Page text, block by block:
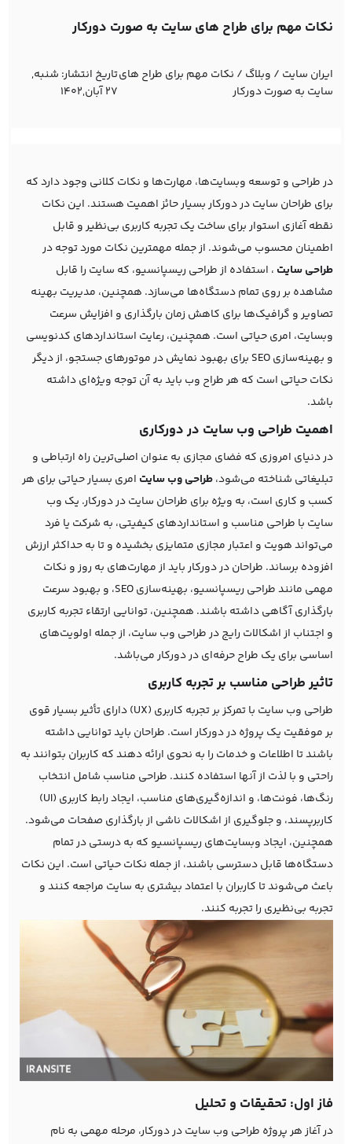
نکات مهم برای طراح های سایت به صورت دورکار
ایران سایت / وبلاگ / نکات مهم برای طراح های
سایت به صورت دورکار
تاریخ انتشار: شنبه,
27 آبان,1402
در طراحی و توسعه وبسایت‌ها، مهارت‌ها و نکات کلانی وجود دارد که
برای طراحان سایت در دورکار بسیار حائز اهمیت هستند. این نکات
نقطه آغازی استوار برای ساخت یک تجربه کاربری بی‌نظیر و قابل
اطمینان محسوب می‌شوند. از جمله مهمترین نکات مورد توجه در
طراحی سایت ، استفاده از طراحی ریسپانسیو، که سایت را قابل
مشاهده بر روی تمام دستگاه‌ها می‌سازد. همچنین، مدیریت بهینه
تصاویر و گرافیک‌ها برای کاهش زمان بارگذاری و افزایش سرعت
وبسایت، امری حیاتی است. همچنین، رعایت استانداردهای کدنویسی
و بهینه‌سازی SEO برای بهبود نمایش در موتورهای جستجو، از دیگر
نکات حیاتی است که هر طراح وب باید به آن توجه ویژه‌ای داشته
باشد.
اهمیت طراحی وب سایت در دورکاری
در دنیای امروزی که فضای مجازی به عنوان اصلی‌ترین راه ارتباطی و
تبلیغاتی شناخته می‌شود،طراحی وب‌ سایت امری بسیار حیاتی برای هر
کسب و کاری است، به ویژه برای طراحان سایت در دورکار. یک وب
سایت با طراحی مناسب و استانداردهای کیفیتی، به شرکت یا فرد
می‌تواند هویت و اعتبار مجازی متمایزی بخشیده و تا به حداکثر ارزش
افزوده برساند. طراحان در دورکار باید از مهارت‌های به روز و نکات
مهمی مانند طراحی ریسپانسیو، بهینه‌سازی SEO، و بهبود سرعت
بارگذاری آگاهی داشته باشند. همچنین، توانایی ارتقاء تجربه کاربری
و اجتناب از اشکالات رایج در طراحی وب سایت، از جمله اولویت‌های
اساسی برای یک طراح حرفه‌ای در دورکار می‌باشد.
تاثیر طراحی مناسب بر تجربه کاربری
طراحی وب سایت با تمرکز بر تجربه کاربری (UX) دارای تأثیر بسیار قوی
بر موفقیت یک پروژه در دورکار است. طراحان باید توانایی داشته
باشند تا اطلاعات و خدمات را به نحوی ارائه دهند که کاربران بتوانند به
راحتی و با لذت از آنها استفاده کنند. طراحی مناسب شامل انتخاب
رنگ‌ها، فونت‌ها، و اندازه‌گیری‌های مناسب، ایجاد رابط کاربری (UI)
کاربرپسند، و جلوگیری از اشکالات ناشی از بارگذاری صفحات می‌شود.
همچنین، ایجاد وبسایت‌های ریسپانسیو که به درستی در تمام
دستگاه‌ها قابل دسترسی باشند، از جمله نکات حیاتی است. این نکات
باعث می‌شوند تا کاربران با اعتماد بیشتری به سایت مراجعه کنند و
تجربه بی‌نظیری را تجربه کنند.
فاز اول: تحقیقات و تحلیل
در آغاز هر پروژه طراحی وب سایت در دورکار، مرحله مهمی به نام